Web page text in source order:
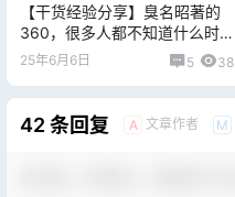
【干货经验分享】臭名昭著的
360，很多人都不知道什么时
候安装到电脑的，而且无法卸
25年6月6日 5 38
42 条回复 A 文章作者 M